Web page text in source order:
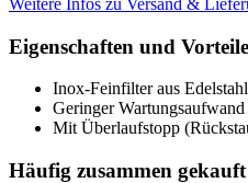
Eigenschaften und Vorteile
Inox-Feinfilter aus Edelstahl
Geringer Wartungsaufwand
Mit Überlaufstopp
Häufig zusammen